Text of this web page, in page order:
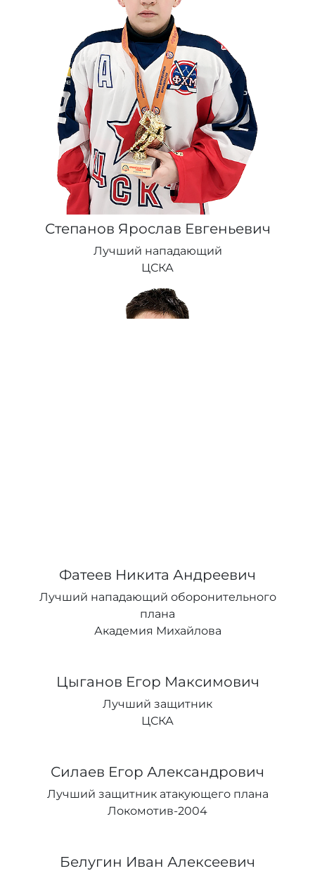
Степанов Ярослав Евгеньевич
Лучший нападающий
ЦСКА
Фатеев Никита Андреевич
Лучший нападающий оборонительного
плана
Академия Михайлова
Цыганов Егор Максимович
Лучший защитник
ЦСКА
Силаев Егор Александрович
Лучший защитник атакующего плана
Локомотив-2004
Белугин Иван Алексеевич